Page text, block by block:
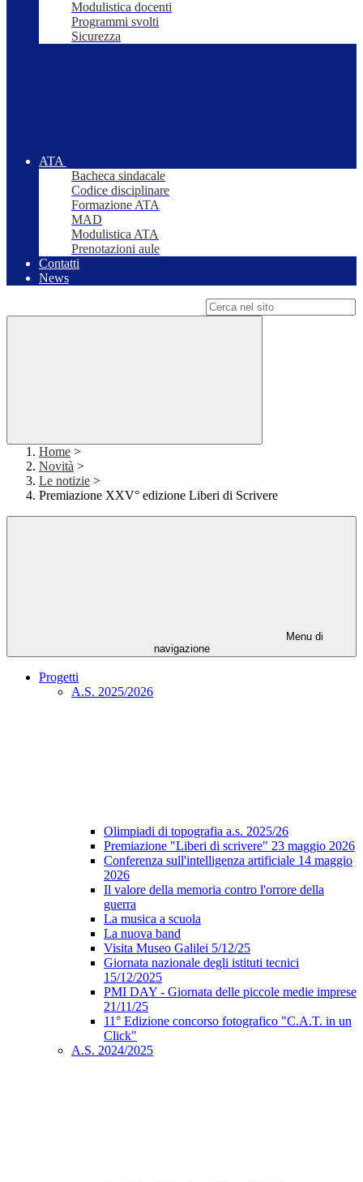
Modulistica docenti
Programmi svolti
Sicurezza
ATA
Bacheca sindacale
Codice disciplinare
Formazione ATA
MAD
Modulistica ATA
Prenotazioni aule
Contatti
News
Home >
Novità >
Le notizie >
Premiazione XXV° edizione Liberi di Scrivere
Menu di
navigazione
Progetti
A.S. 2025/2026
Olimpiadi di topografia a.s. 2025/26
Premiazione "Liberi di scrivere" 23 maggio 2026
Conferenza sull'intelligenza artificiale 14 maggio
2026
Il valore della memoria contro l'orrore della
guerra
La musica a scuola
La nuova band
Visita Museo Galilei 5/12/25
Giornata nazionale degli istituti tecnici
15/12/2025
PMI DAY - Giornata delle piccole medie imprese
21/11/25
11° Edizione concorso fotografico "C.A.T. in un
Click"
A.S. 2024/2025